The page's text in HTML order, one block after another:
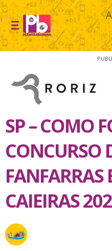
SP – COMO
CONCURSO
FANFARRAS
CAIEIRAS